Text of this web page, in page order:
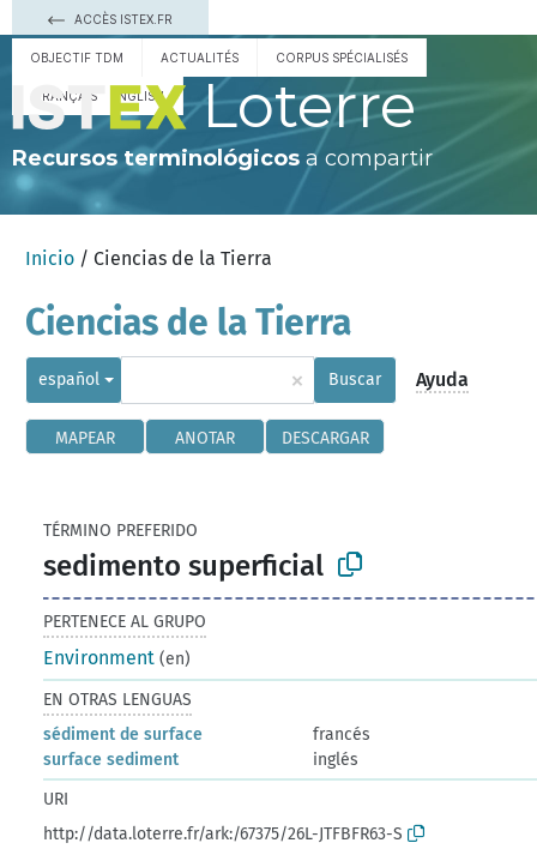
ACCÈS ISTEX.FR
OBJECTIF TDM ACTUALITÉS CORPUS SPÉCIALISÉS
FRANÇAIS ENGLISH Loterre
Recursos terminológicos a compartir
Inicio / Ciencias de la Tierra
Ciencias de la Tierra
español × Buscar Ayuda
MAPEAR ANOTAR DESCARGAR
TÉRMINO PREFERIDO
sedimento superficial
PERTENECE AL GRUPO
Environment (en)
EN OTRAS LENGUAS
sédiment de surface
francés
surface sediment
inglés
URI
http://data.loterre.fr/ark:/67375/26L-JTFBFR63-S